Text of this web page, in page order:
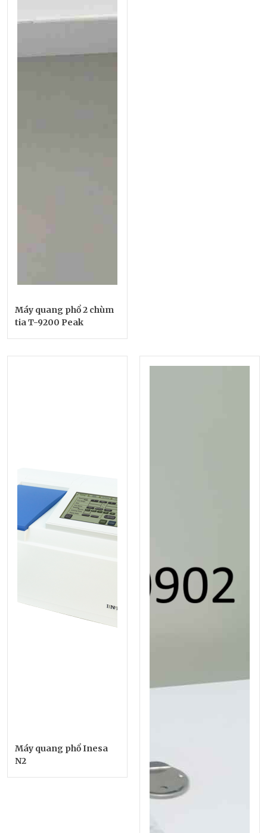
Máy quang phổ 2 chùm
tia T-9200 Peak
Máy quang phổ Inesa
N2